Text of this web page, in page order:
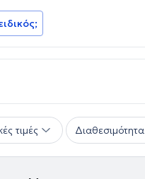
τιμές Διαθεσιμότητα